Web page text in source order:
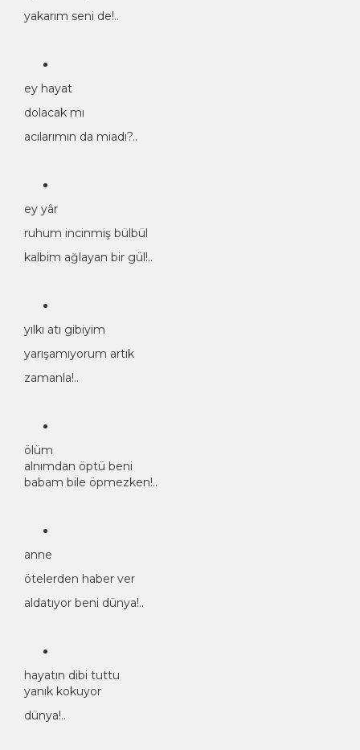
yakarım seni de!..
ey hayat
dolacak mı
acılarımın da miadı?..
ey yâr
ruhum incinmiş bülbül
kalbim ağlayan bir gül!..
yılkı atı gibiyim
yarışamıyorum artık
zamanla!..
ölüm
alnımdan öptü beni
babam bile öpmezken!..
anne
ötelerden haber ver
aldatıyor beni dünya!..
hayatın dibi tuttu
yanık kokuyor
dünya!..